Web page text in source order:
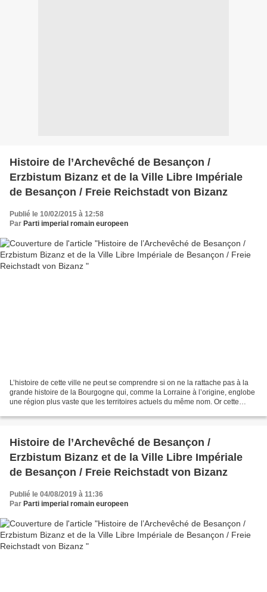
Histoire de l’Archevêché de Besançon /
Erzbistum Bizanz et de la Ville Libre Impériale
de Besançon / Freie Reichstadt von Bizanz
Publié le 10/02/2015 à 12:58
Par Parti imperial romain europeen
L’histoire de cette ville ne peut se comprendre si on ne la rattache pas à la
grande histoire de la Bourgogne qui, comme la Lorraine à l’origine, englobe
une région plus vaste que les territoires actuels du même nom. Or cette
Histoire de l’Archevêché de Besançon /
Erzbistum Bizanz et de la Ville Libre Impériale
de Besançon / Freie Reichstadt von Bizanz
Publié le 04/08/2019 à 11:36
Par Parti imperial romain europeen